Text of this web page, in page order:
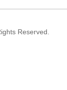
Reserved.